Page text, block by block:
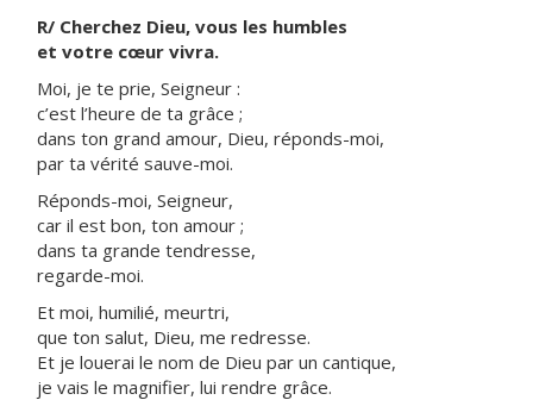
R/ Cherchez Dieu, vous les humbles
et votre cœur vivra.
Moi, je te prie, Seigneur :
c’est l’heure de ta grâce ;
dans ton grand amour, Dieu, réponds-moi,
par ta vérité sauve-moi.
Réponds-moi, Seigneur,
car il est bon, ton amour ;
dans ta grande tendresse,
regarde-moi.
Et moi, humilié, meurtri,
que ton salut, Dieu, me redresse.
Et je louerai le nom de Dieu par un cantique,
je vais le magnifier, lui rendre grâce.